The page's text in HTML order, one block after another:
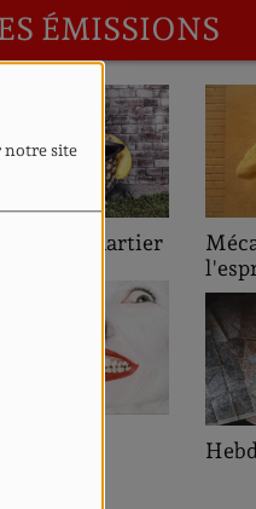
notre site
ÉMISSIONS
de